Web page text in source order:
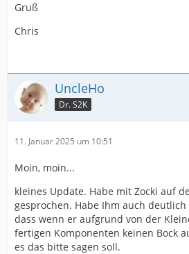
Gruß
Chris
UncleHo
Dr. S2K
11. Januar 2025 um 10:51
Moin, moin...
kleines Update. Habe mit Zocki auf
gesprochen. Habe Ihm auch
dass wenn er aufgrund von der
fertigen Komponenten keinen Bock
es das bitte sagen soll.